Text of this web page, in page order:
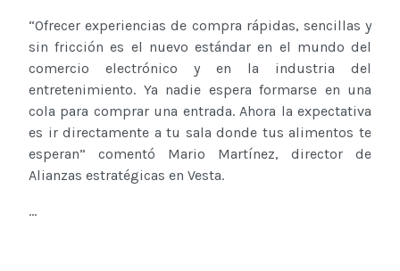
“Ofrecer experiencias de compra rápidas, sencillas y
sin fricción es el nuevo estándar en el mundo del
comercio electrónico y en la industria del
entretenimiento. Ya nadie espera formarse en una
cola para comprar una entrada. Ahora la expectativa
es ir directamente a tu sala donde tus alimentos te
esperan” comentó Mario Martínez, director de
Alianzas estratégicas en Vesta.
...